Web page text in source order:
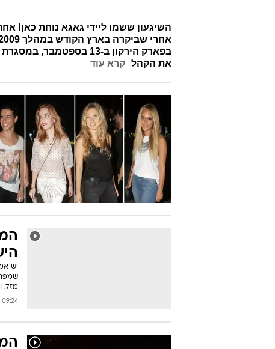
השיגעון ששמו ליידי גאגא נוחת כאן!
את הקהל קרא עוד
יש
מזל.
09:24 13/09/2014